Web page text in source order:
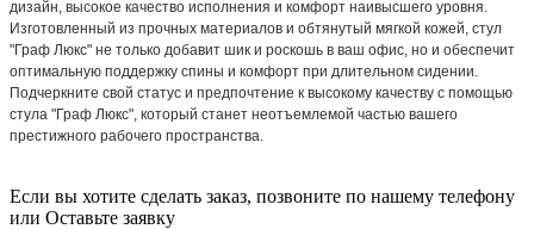
дизайн, высокое качество исполнения и комфорт наивысшего уровня.
Изготовленный из прочных материалов и обтянутый мягкой кожей, стул
"Граф Люкс" не только добавит шик и роскошь в ваш офис, но и обеспечит
оптимальную поддержку спины и комфорт при длительном сидении.
Подчеркните свой статус и предпочтение к высокому качеству с помощью
стула "Граф Люкс", который станет неотъемлемой частью вашего
престижного рабочего пространства.
Если вы хотите сделать заказ, позвоните по нашему телефону
или Оставьте заявку